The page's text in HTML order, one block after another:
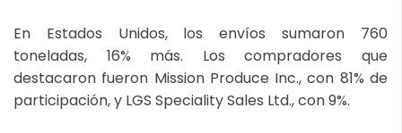
En Estados Unidos, los envíos sumaron 760
toneladas, 16% más. Los compradores que
destacaron fueron Mission Produce Inc., con 81% de
participación, y LGS Speciality Sales Ltd., con 9%.